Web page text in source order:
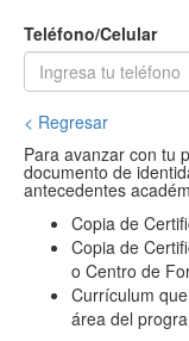
Teléfono/Celular
< Regresar
Para avanzar con tu
documento de
antecedentes
Copia de
Copia de
o Centro de
Currículum
área del